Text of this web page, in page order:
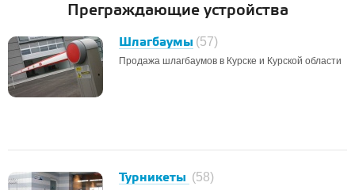
Преграждающие устройства
Шлагбаумы (57)
Продажа шлагбаумов в Курске и Курской области
Турникеты (58)